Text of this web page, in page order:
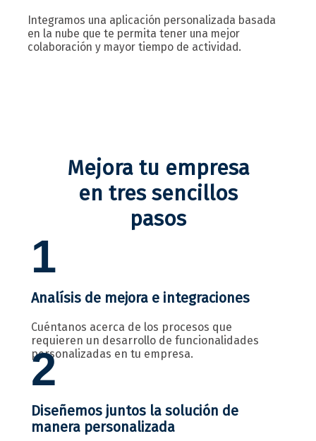
Integramos una aplicación personalizada basada
en la nube que te permita tener una mejor
colaboración y mayor tiempo de actividad.
Mejora tu empresa
en tres sencillos
pasos
1
Analísis de mejora e integraciones
Cuéntanos acerca de los procesos que
requieren un desarrollo de funcionalidades
personalizadas en tu empresa.
2
Diseñemos juntos la solución de
manera personalizada